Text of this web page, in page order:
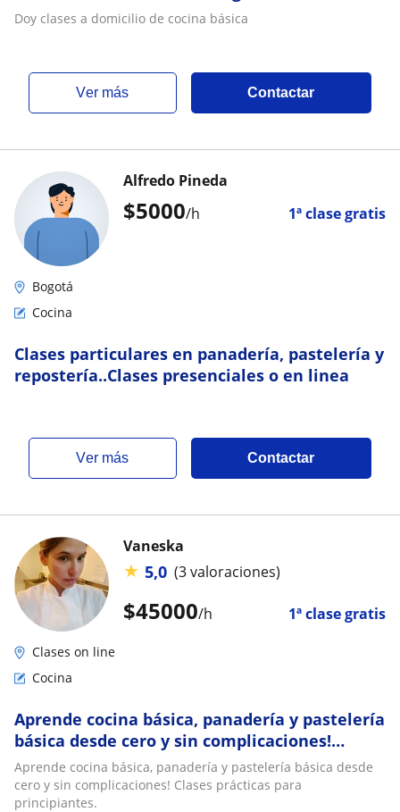
Doy clases a domicilio de cocina básica
ver más Contactar
$5000/h 1ª clase gratis
Alfredo Pineda
Bogotá
Cocina
Clases particulares en panadería, pastelería y
repostería..Clases presenciales o en linea
ver más Contactar
$45000/h 1ª clase gratis
Vaneska
★ 5,0 (3 valoraciones)
Clases on line
Cocina
Aprende cocina básica, panadería y pastelería
básica desde cero y sin complicaciones!
Clases prácticas para principiantes
Aprende cocina básica, panadería y pastelería básica desde
cero y sin complicaciones! Clases prácticas para
principiantes.